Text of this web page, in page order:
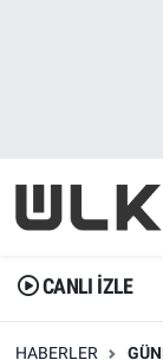
CANLI İZLE
HABERLER
Gündem
Dünya
Gündem
Trend
İstanbul
Trafik